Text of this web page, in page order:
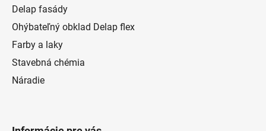
Delap fasády
Ohýbateľný obklad Delap flex
Farby a laky
Stavebná chémia
Náradie